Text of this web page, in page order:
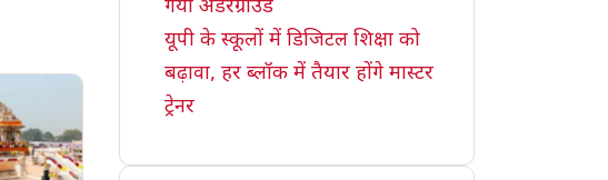
गया अंडरग्राउंड
यूपी के स्कूलों में डिजिटल शिक्षा को
बढ़ावा, हर ब्लॉक में तैयार होंगे मास्टर
ट्रेनर